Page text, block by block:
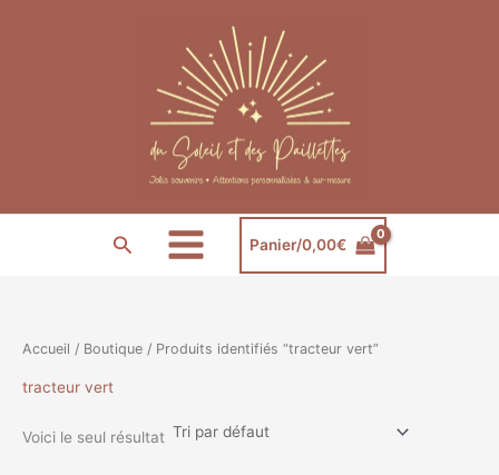
Rechercher Panier/0,00€
Accueil / Boutique / Produits identifiés “tracteur vert”
tracteur vert
Voici le seul résultat